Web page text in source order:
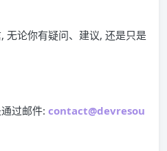
无论你有疑问、建议, 还是只是
过邮件: contact@devresou